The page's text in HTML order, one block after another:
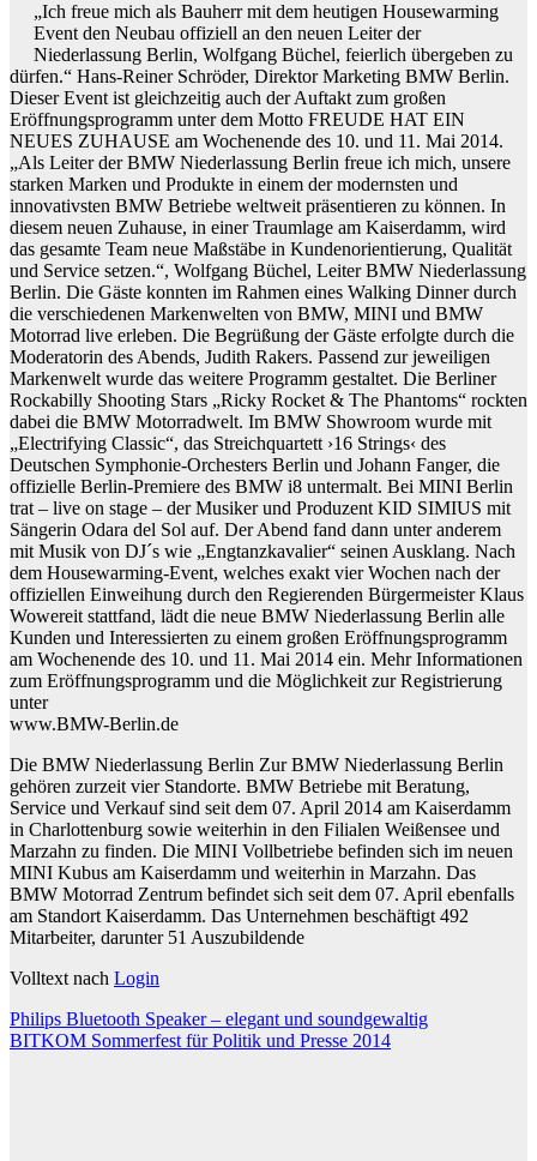
„Ich freue mich als Bauherr mit dem heutigen Housewarming
Event den Neubau offiziell an den neuen Leiter der
Niederlassung Berlin, Wolfgang Büchel, feierlich übergeben zu
dürfen.“ Hans-Reiner Schröder, Direktor Marketing BMW Berlin.
Dieser Event ist gleichzeitig auch der Auftakt zum großen
Eröffnungsprogramm unter dem Motto FREUDE HAT EIN
NEUES ZUHAUSE am Wochenende des 10. und 11. Mai 2014.
„Als Leiter der BMW Niederlassung Berlin freue ich mich, unsere
starken Marken und Produkte in einem der modernsten und
innovativsten BMW Betriebe weltweit präsentieren zu können. In
diesem neuen Zuhause, in einer Traumlage am Kaiserdamm, wird
das gesamte Team neue Maßstäbe in Kundenorientierung, Qualität
und Service setzen.“, Wolfgang Büchel, Leiter BMW Niederlassung
Berlin. Die Gäste konnten im Rahmen eines Walking Dinner durch
die verschiedenen Markenwelten von BMW, MINI und BMW
Motorrad live erleben. Die Begrüßung der Gäste erfolgte durch die
Moderatorin des Abends, Judith Rakers. Passend zur jeweiligen
Markenwelt wurde das weitere Programm gestaltet. Die Berliner
Rockabilly Shooting Stars „Ricky Rocket & The Phantoms“ rockten
dabei die BMW Motorradwelt. Im BMW Showroom wurde mit
„Electrifying Classic“, das Streichquartett ›16 Strings‹ des
Deutschen Symphonie-Orchesters Berlin und Johann Fanger, die
offizielle Berlin-Premiere des BMW i8 untermalt. Bei MINI Berlin
trat – live on stage – der Musiker und Produzent KID SIMIUS mit
Sängerin Odara del Sol auf. Der Abend fand dann unter anderem
mit Musik von DJ´s wie „Engtanzkavalier“ seinen Ausklang. Nach
dem Housewarming-Event, welches exakt vier Wochen nach der
offiziellen Einweihung durch den Regierenden Bürgermeister Klaus
Wowereit stattfand, lädt die neue BMW Niederlassung Berlin alle
Kunden und Interessierten zu einem großen Eröffnungsprogramm
am Wochenende des 10. und 11. Mai 2014 ein. Mehr Informationen
zum Eröffnungsprogramm und die Möglichkeit zur Registrierung
unter
www.BMW-Berlin.de
Die BMW Niederlassung Berlin Zur BMW Niederlassung Berlin
gehören zurzeit vier Standorte. BMW Betriebe mit Beratung,
Service und Verkauf sind seit dem 07. April 2014 am Kaiserdamm
in Charlottenburg sowie weiterhin in den Filialen Weißensee und
Marzahn zu finden. Die MINI Vollbetriebe befinden sich im neuen
MINI Kubus am Kaiserdamm und weiterhin in Marzahn. Das
BMW Motorrad Zentrum befindet sich seit dem 07. April ebenfalls
am Standort Kaiserdamm. Das Unternehmen beschäftigt 492
Mitarbeiter, darunter 51 Auszubildende
Volltext nach Login
Beitragsnavigation
Philips Bluetooth Speaker – elegant und soundgewaltig
BITKOM Sommerfest für Politik und Presse 2014